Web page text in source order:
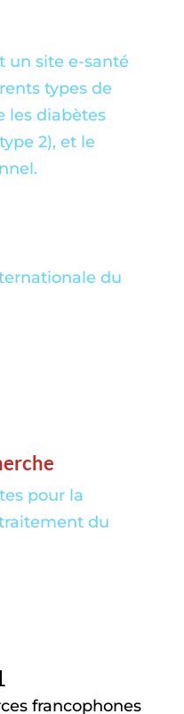
un site e-santé
types de
les diabètes
2), et le
du
pour la
du
francophones